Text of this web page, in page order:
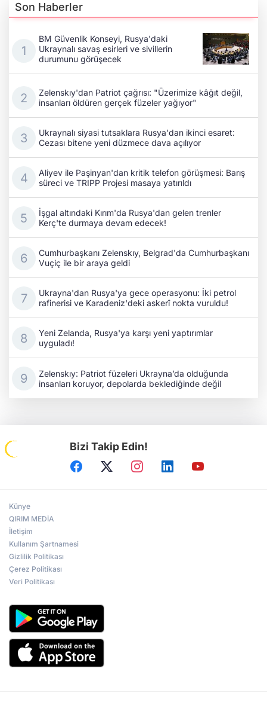
Son Haberler
BM Güvenlik Konseyi, Rusya'daki
Ukraynalı savaş esirleri ve sivillerin
durumunu görüşecek
Zelenskıy'dan Patriot çağrısı: "Üzerimize kâğıt değil,
insanları öldüren gerçek füzeler yağıyor"
Ukraynalı siyasi tutsaklara Rusya'dan ikinci esaret:
Cezası bitene yeni düzmece dava açılıyor
Aliyev ile Paşinyan'dan kritik telefon görüşmesi: Barış
süreci ve TRIPP Projesi masaya yatırıldı
İşgal altındaki Kırım'da Rusya'dan gelen trenler
Kerç'te durmaya devam edecek!
Cumhurbaşkanı Zelenskıy, Belgrad'da Cumhurbaşkanı
Vuçiç ile bir araya geldi
Ukrayna'dan Rusya'ya gece operasyonu: İki petrol
rafinerisi ve Karadeniz'deki askerî nokta vuruldu!
Yeni Zelanda, Rusya'ya karşı yeni yaptırımlar
uyguladı!
Zelenskıy: Patriot füzeleri Ukrayna’da olduğunda
insanları koruyor, depolarda beklediğinde değil
Bizi Takip Edin!
Künye
QIRIM MEDİA
İletişim
Kullanım Şartnamesi
Gizlilik Politikası
Çerez Politikası
Veri Politikası